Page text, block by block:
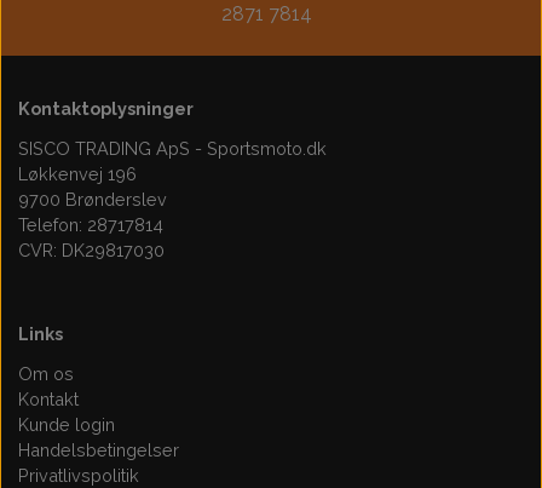
2871 7814
Kontaktoplysninger
SISCO TRADING ApS - Sportsmoto.dk
Løkkenvej 196
9700 Brønderslev
Telefon: 28717814
CVR: DK29817030
Links
Om os
Kontakt
Kunde login
Handelsbetingelser
Privatlivspolitik